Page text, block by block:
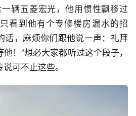
辆五菱宏光，他用惯性飘移过
看到他有个专修楼房漏水的招
话，麻烦你们跟他说一声：礼拜
！”想必大家都听过这个段子，
可不止这些。